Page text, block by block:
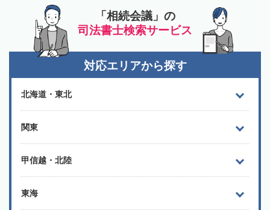
「相続会議」の
司法書士検索サービス
対応エリアから探す
北海道・東北
関東
甲信越・北陸
東海